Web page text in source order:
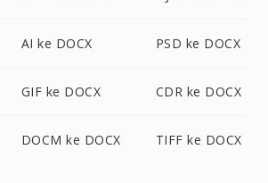
AI ke DOCX PSD ke DOCX
GIF ke DOCX CDR ke DOCX
DOCM ke DOCX TIFF ke DOCX